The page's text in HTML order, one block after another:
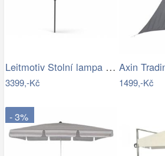
Leitmotiv Stolní lampa ve tvaru hřibu…
3399,-Kč 1499,-Kč
- 3%